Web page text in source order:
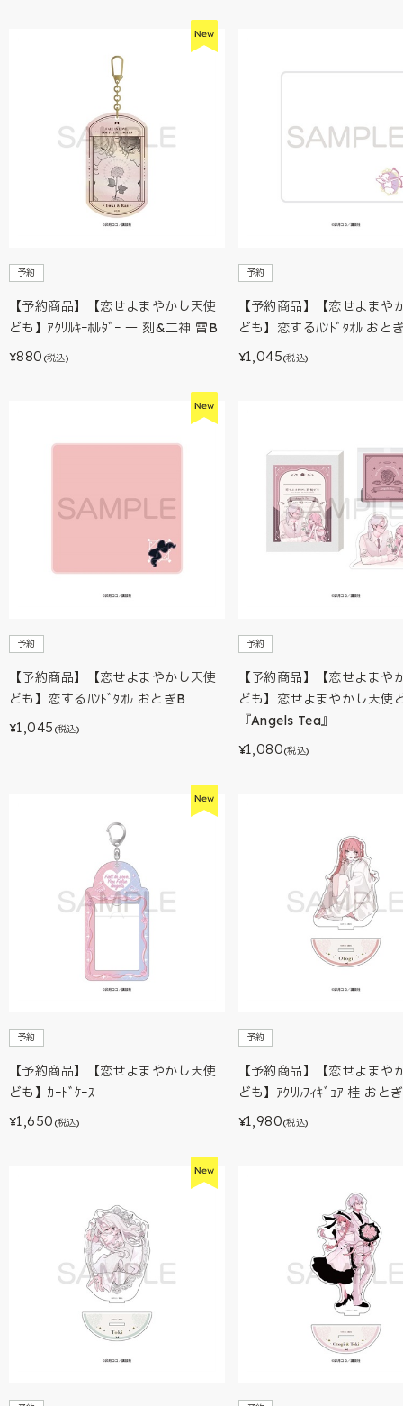
予約
【予約商品】【恋せよまやかし天使
ども】ｱｸﾘﾙｷｰﾎﾙﾀﾞｰ 一 刻&二神 雷B
¥880 (税込)
予約
【予約商品】【恋せよまや
ども】恋するﾊﾝﾄﾞﾀｵﾙ おと
¥1,045(税込)
予約
【予約商品】【恋せよまやかし天使
ども】恋するﾊﾝﾄﾞﾀｵﾙ おとぎB
¥1,045 (税込)
予約
【予約商品】【恋せよまや
ども】恋せよまやかし天使
『Angels Tea』
¥1,080(税込)
予約
【予約商品】【恋せよまやかし天使
ども】ｶｰﾄﾞｹｰｽ
¥1,650 (税込)
予約
【予約商品】【恋せよまや
ども】ｱｸﾘﾙﾌｨｷﾞｭｱ 桂 おとぎ
¥1,980(税込)